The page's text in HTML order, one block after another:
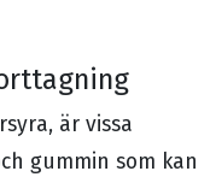
är vissa
gummin som kan